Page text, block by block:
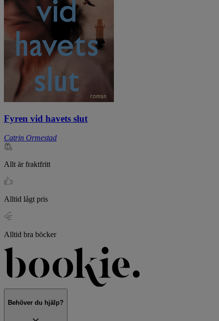
Fyren vid havets slut
Catrin Ormestad
Allt är fraktfritt
Alltid lågt pris
Alltid bra böcker
Behöver du hjälp?